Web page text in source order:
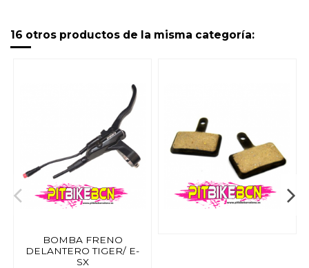
16 otros productos de la misma categoría:
BOMBA FRENO
DELANTERO TIGER/ E-
SX